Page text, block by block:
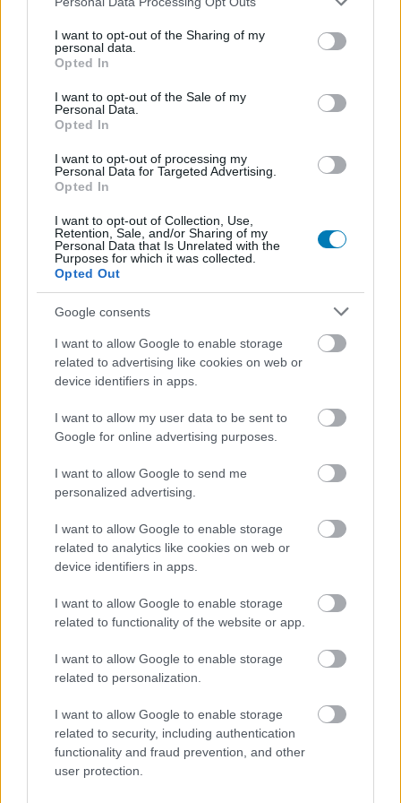
not limited to your visit or usage behaviour. You may click to
grant or deny consent to Google and its third-party tags to
use your data for below specified purposes in below Google
consent section.
I want to opt-out of the Sharing of my
personal data.
Opted In
I want to opt-out of the Sale of my
Personal Data.
Opted In
I want to opt-out of processing my
Personal Data for Targeted Advertising.
Opted In
I want to opt-out of Collection, Use,
Retention, Sale, and/or Sharing of my
Personal Data that Is Unrelated with the
Purposes for which it was collected.
Opted Out
Google consents
I want to allow Google to enable storage
related to advertising like cookies on web or
device identifiers in apps.
I want to allow my user data to be sent to
Google for online advertising purposes.
I want to allow Google to send me
personalized advertising.
I want to allow Google to enable storage
related to analytics like cookies on web or
device identifiers in apps.
I want to allow Google to enable storage
related to functionality of the website or app.
I want to allow Google to enable storage
related to personalization.
I want to allow Google to enable storage
related to security, including authentication
functionality and fraud prevention, and other
user protection.
#spider-man #aaron taylor-johnson
Újabb karakter csatlakozott a
Mortal Kombat 2 filmhez,
megmutatta magát a stáb
A The Boys után nagyon furcsa Karl Urbant
szakáll nélkül látni.
Unmute Loaded:
film nem ment nagyot a mozikban: globálisan kevesebb
mint 85 millió dollárt tudott összekaparni, szóval
valószínűleg a streaminges szereplése mentette meg,
ugyanis a Warner Bros. bizalmat szavazott a
Mortal Kombat 1 videojátékmellett tehát emiatt is
izgatottak lehetnek a rajongók, pláne azt figyelembe
véve, hogy eddig kiket castingoltak az egyes
karakterekhez.